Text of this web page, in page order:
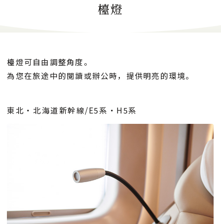
檯燈
檯燈可自由調整角度。
為您在旅途中的閱讀或辦公時，提供明亮的環境。
東北・北海道新幹線/E5系・H5系